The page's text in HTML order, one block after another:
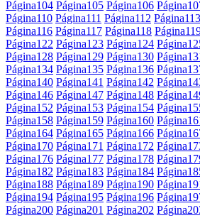
Página104 Página105 Página106 Página
Página110 Página111 Página112 Página113
Página116 Página117 Página118 Página
Página122 Página123 Página124 Página
Página128 Página129 Página130 Página
Página134 Página135 Página136 Página
Página140 Página141 Página142 Página
Página146 Página147 Página148 Página
Página152 Página153 Página154 Página
Página158 Página159 Página160 Página
Página164 Página165 Página166 Página
Página170 Página171 Página172 Página
Página176 Página177 Página178 Página
Página182 Página183 Página184 Página
Página188 Página189 Página190 Página
Página194 Página195 Página196 Página
Página200 Página201 Página202 Página